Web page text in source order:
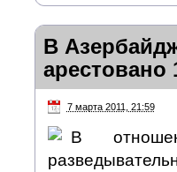
В
арестовано
7 марта 2011, 21:59
В